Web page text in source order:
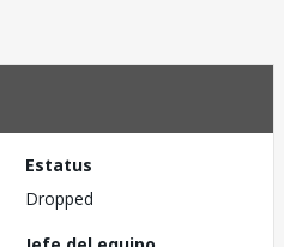
Estatus
Dropped